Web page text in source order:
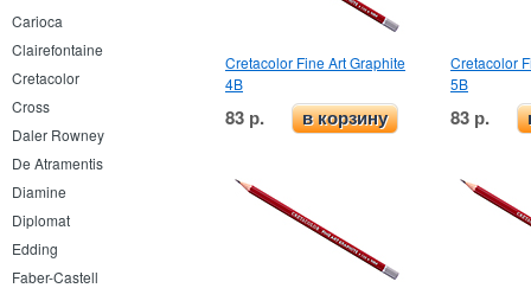
Carioca
Clairefontaine
Cretacolor
Cross
Daler Rowney
De Atramentis
Diamine
Diplomat
Edding
Faber-Castell
Cretacolor Fine Art Graphite
4B
83 р. в корзину
Cretacolor
5B
83 р.